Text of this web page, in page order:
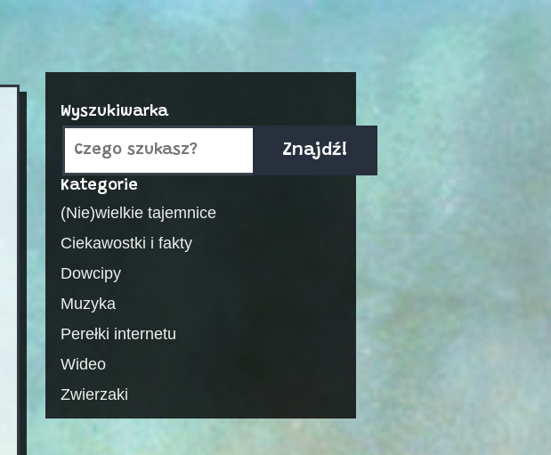
Wyszukiwarka
Znajdź!
Kategorie
(Nie)wielkie tajemnice
Ciekawostki i fakty
Dowcipy
Muzyka
Perełki internetu
Wideo
Zwierzaki